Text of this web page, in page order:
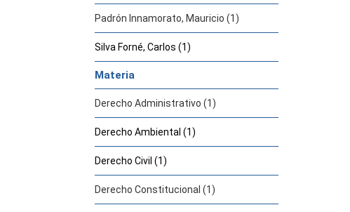
Padrón Innamorato, Mauricio (1)
Silva Forné, Carlos (1)
Materia
Derecho Administrativo (1)
Derecho Ambiental (1)
Derecho Civil (1)
Derecho Constitucional (1)